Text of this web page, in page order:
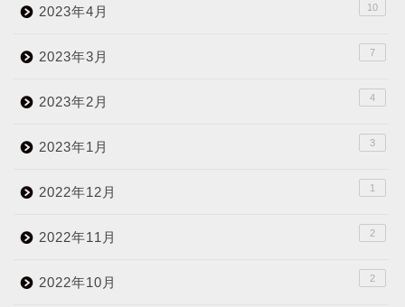
2023年4月 10
2023年3月 7
2023年2月 4
2023年1月 3
2022年12月 1
2022年11月 2
2022年10月 2